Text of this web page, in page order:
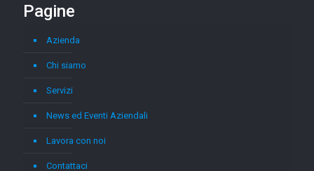
Pagine
Azienda
Chi siamo
Servizi
News ed Eventi Aziendali
Lavora con noi
Contattaci